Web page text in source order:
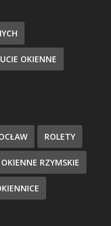
OKIENNE
ROLETY
RZYMSKIE